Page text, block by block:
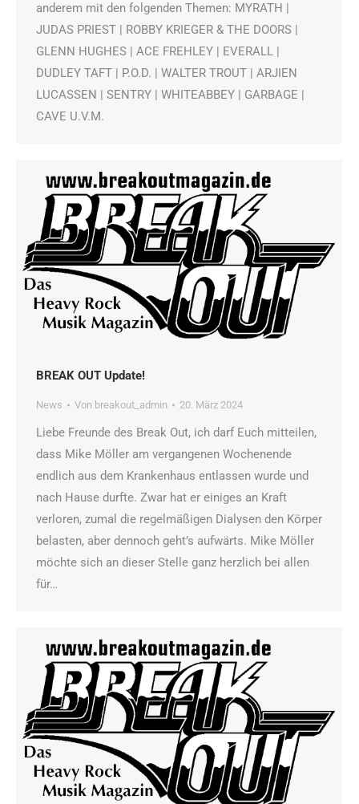
anderem mit den folgenden Themen: MYRATH |
JUDAS PRIEST | ROBBY KRIEGER & THE DOORS |
GLENN HUGHES | ACE FREHLEY | EVERALL |
DUDLEY TAFT | P.O.D. | WALTER TROUT | ARJIEN
LUCASSEN | SENTRY | WHITEABBEY | GARBAGE |
CAVE U.V.M.
BREAK OUT Update!
News Von breakout_admin 20. März 2024
Liebe Freunde des Break Out, ich darf Euch mitteilen,
dass Mike Möller am vergangenen Wochenende
endlich aus dem Krankenhaus entlassen wurde und
nach Hause durfte. Zwar hat er einiges an Kraft
verloren, zumal die regelmäßigen Dialysen den Körper
belasten, aber dennoch geht’s aufwärts. Mike Möller
möchte sich an dieser Stelle ganz herzlich bei allen
für…